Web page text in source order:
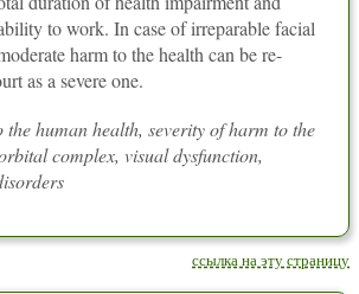
to work. In case of irreparable facial
harm to the health can be re-
as a severe one.
human health, severity of harm to the
complex, visual dysfunction,
ссылка на эту страницу